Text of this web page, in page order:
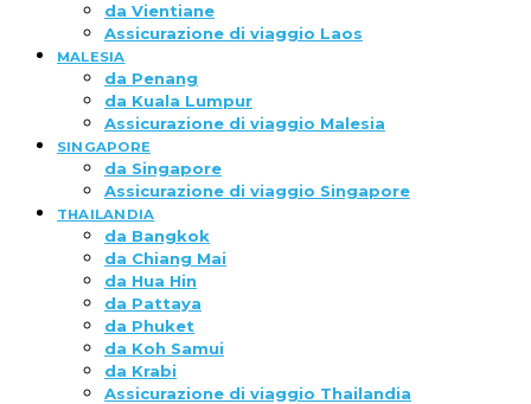
da Vientiane
Assicurazione di viaggio Laos
MALESIA
da Penang
da Kuala Lumpur
Assicurazione di viaggio Malesia
SINGAPORE
da Singapore
Assicurazione di viaggio Singapore
THAILANDIA
da Bangkok
da Chiang Mai
da Hua Hin
da Pattaya
da Phuket
da Koh Samui
da Krabi
Assicurazione di viaggio Thailandia